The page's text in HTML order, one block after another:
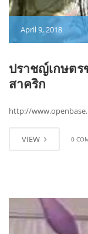
April 9, 2018
ปราชญ์เกษต
สาคริก
http://
VIEW 0